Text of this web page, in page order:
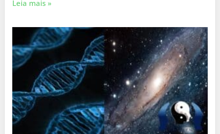
Leia mais »